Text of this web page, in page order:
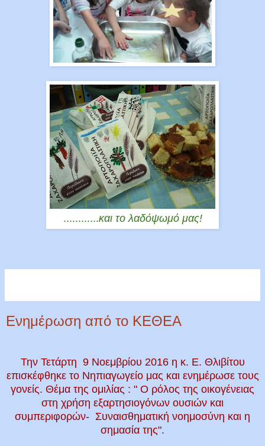
............και το λαδόψωμό μας!
Ενημέρωση από το ΚΕΘΕΑ
Την Τετάρτη 9 Νοεμβρίου 2016 η κ. Ε. Θλιβίτου
επισκέφθηκε το Νηπιαγωγείο μας και ενημέρωσε τους
γονείς. Θέμα της ομιλίας : " Ο ρόλος της οικογένειας
στη χρήση εξαρτησιογόνων ουσιών και
συμπεριφορών- Συναισθηματική νοημοσύνη και η
σημασία της".